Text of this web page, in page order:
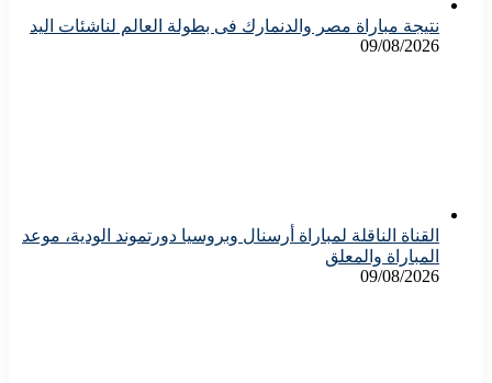
نتيجة مباراة مصر والدنمارك فى بطولة العالم لناشئات اليد
09/08/2026
القناة الناقلة لمباراة أرسنال وبروسيا دورتموند الودية، موعد
المباراة والمعلق
09/08/2026